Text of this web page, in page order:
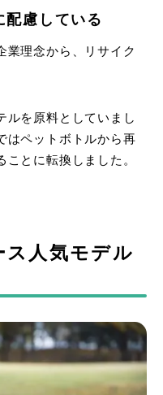
慮している
業理念から、リサイク
ルを原料としていまし
はペットボトルから再
とに転換しました。
人気モデル